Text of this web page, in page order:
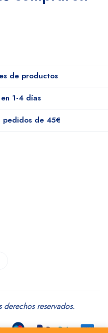
de productos
1-4 días
pedidos de 45€
derechos reservados.